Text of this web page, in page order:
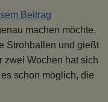
Beitrag
machen möchte,
Strohballen und gießt
zwei Wochen hat sich
schon möglich, die